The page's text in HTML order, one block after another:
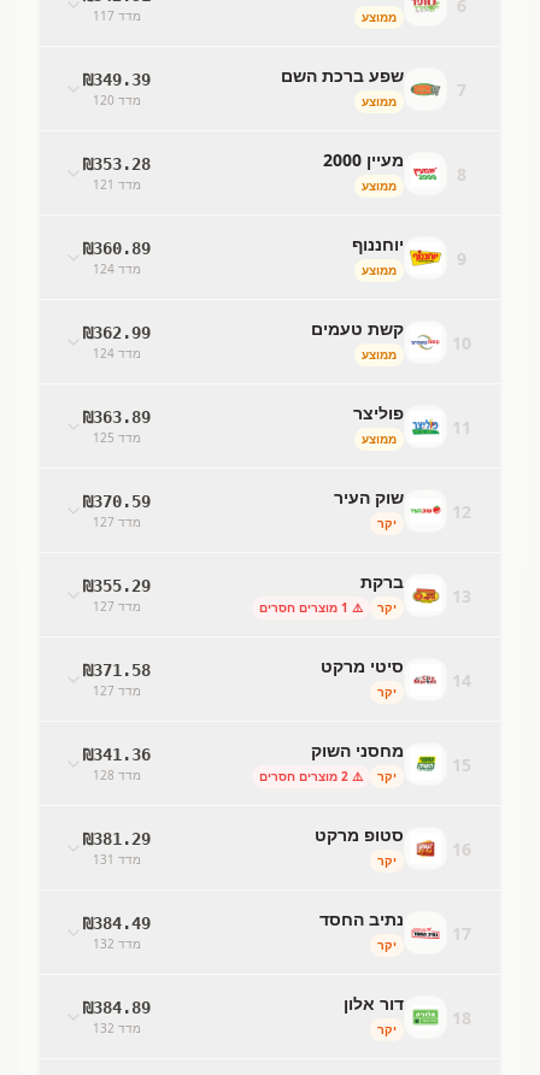
6
ממוצע מדד 117
7
שפע ברכת השם
ממוצע
₪349.39
מדד 120
8
מעיין 2000
ממוצע
₪353.28
מדד 121
9
יוחננוף
ממוצע
₪360.89
מדד 124
10
קשת טעמים
ממוצע
₪362.99
מדד 124
11
פוליצר
ממוצע
₪363.89
מדד 125
12
שוק העיר
יקר
₪370.59
מדד 127
13
ברקת
יקר ⚠️
1 מוצרים חסרים
₪355.29
מדד 127
14
סיטי מרקט
יקר
₪371.58
מדד 127
15
מחסני השוק
יקר ⚠️
2 מוצרים חסרים
₪341.36
מדד 128
16
סטופ מרקט
יקר
₪381.29
מדד 131
17
נתיב החסד
יקר
₪384.49
מדד 132
18
דור אלון
יקר
₪384.89
מדד 132